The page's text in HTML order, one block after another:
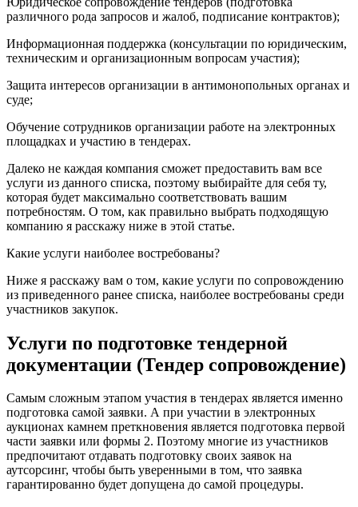
различного рода запросов и жалоб, подписание контрактов);
Информационная поддержка (консультации по юридическим,
техническим и организационным вопросам участия);
Защита интересов организации в антимонопольных органах и
суде;
Обучение сотрудников организации работе на электронных
площадках и участию в тендерах.
Далеко не каждая компания сможет предоставить вам все
услуги из данного списка, поэтому выбирайте для себя ту,
которая будет максимально соответствовать вашим
потребностям. О том, как правильно выбрать подходящую
компанию я расскажу ниже в этой статье.
Какие услуги наиболее востребованы?
Ниже я расскажу вам о том, какие услуги по сопровождению
из приведенного ранее списка, наиболее востребованы среди
участников закупок.
Услуги по подготовке тендерной
документации (Тендер сопровождение)
Самым сложным этапом участия в тендерах является именно
подготовка самой заявки. А при участии в электронных
аукционах камнем преткновения является подготовка первой
части заявки или формы 2. Поэтому многие из участников
предпочитают отдавать подготовку своих заявок на
аутсорсинг, чтобы быть уверенными в том, что заявка
гарантированно будет допущена до самой процедуры.